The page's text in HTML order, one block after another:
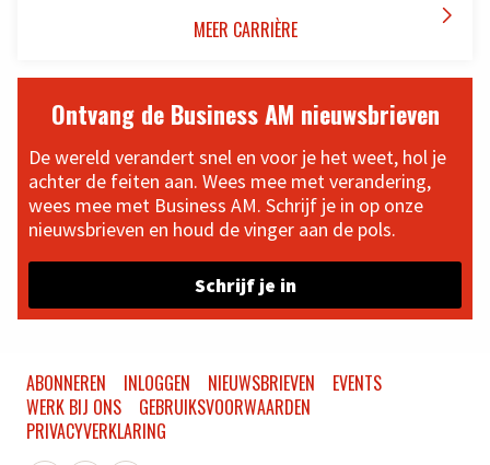
MEER CARRIÈRE 
Ontvang de Business AM nieuwsbrieven
De wereld verandert snel en voor je het weet, hol je
achter de feiten aan. Wees mee met verandering,
wees mee met Business AM. Schrijf je in op onze
nieuwsbrieven en houd de vinger aan de pols.
Schrijf je in
ABONNEREN INLOGGEN NIEUWSBRIEVEN
EVENTS
WERK BIJ ONS
GEBRUIKSVOORWAARDEN
PRIVACYVERKLARING